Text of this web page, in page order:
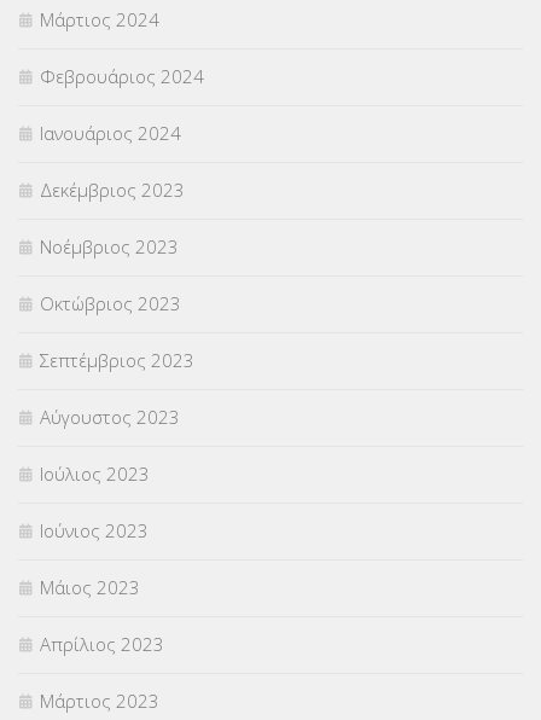
Μάρτιος 2024
Φεβρουάριος 2024
Ιανουάριος 2024
Δεκέμβριος 2023
Νοέμβριος 2023
Οκτώβριος 2023
Σεπτέμβριος 2023
Αύγουστος 2023
Ιούλιος 2023
Ιούνιος 2023
Μάιος 2023
Απρίλιος 2023
Μάρτιος 2023